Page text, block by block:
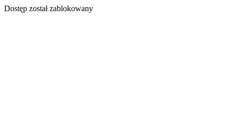
Dostęp został zablokowany